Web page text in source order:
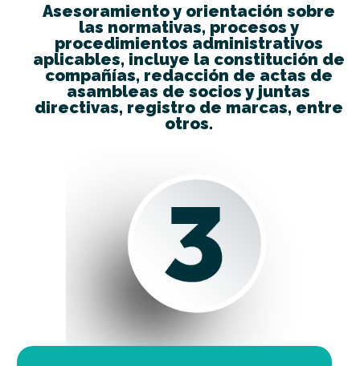
Asesoramiento y orientación sobre
las normativas, procesos y
procedimientos administrativos
aplicables, incluye la constitución de
compañías, redacción de actas de
asambleas de socios y juntas
directivas, registro de marcas, entre
otros.